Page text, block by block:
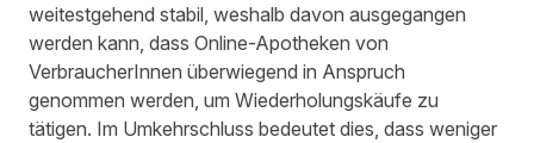
weitestgehend stabil, weshalb davon ausgegangen
werden kann, dass Online-Apotheken von
VerbraucherInnen überwiegend in Anspruch
genommen werden, um Wiederholungskäufe zu
tätigen. Im Umkehrschluss bedeutet dies, dass weniger